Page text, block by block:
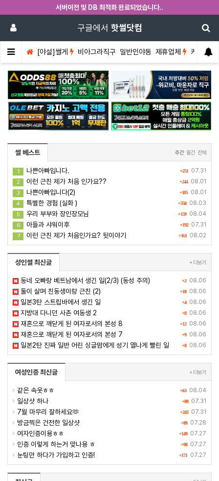
서버이전 및 DB 최적화 완료되었습니다..
구글에서 핫썰닷컴
[야설]썰게 비아그라직구 일반인야동 제휴업체 커뮤니티
썰 베스트 주간 월간 전체
+251 07.31
1 나쁜아빠입니다.
+244 08.01
2 이런 근친 제가 처음 인가요??
+185 08.01
3 나쁜아빠입니다(2)
+350 08.03
4 특별한 경험 (실화 )
+159 08.04
5 우리 부부와 장인장모님
+192 07.31
6 아들과 샤워이후
+161 08.02
7 이런 근친 제가 처음인가요? 뒷이야기
성인썰 최신글 + 더보기
+2 08.06
동네 오빠랑 베트남에서 생긴 일(2/3) (동성 주의)
+18 08.06
둘이 살며 친동생이랑 근친 (2)
+4 08.06
일본3탄 스트립바에서 생긴 일
+8 08.06
지방대 다니던 사촌 여동생 2
+12 08.06
재혼으로 깨닫게 된 여자로서의 본성 8
+9 08.06
재혼으로 깨닫게 된 여자로서의 본성 7
+8 08.06
일본2탄 진짜 일반 어린 싱글맘에게 성기 열나게 빨린 일
여성인증 최신글 + 더보기
+63 08.04
같은 속옷ㅎㅎ
+88 07.31
일상샷 하나
+243 07.31
7월 마무리 잘하세요🫶
+89 07.28
방금찍은 건전한 일상샷
+149 07.27
여자인증이용ㅎㅎ
+98 07.27
인증 이렇게 하는거 맞나용 ㅎ
+171 07.27
눈팅만 하다가 가입하고 인증!